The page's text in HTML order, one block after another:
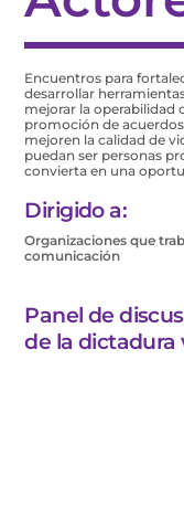
Encuentros para
desarrollar
mejorar la operabilidad
promoción de
mejoren la calidad de
puedan ser personas
convierta en una
Dirigido a:
Organizaciones que
comunicación
Panel de
de la dictadura